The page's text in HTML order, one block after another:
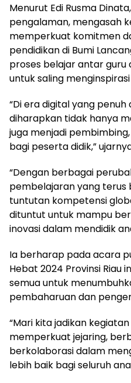
Menurut Edi Rusma
pengalaman, mengasah
memperkuat komitmen
pendidikan di Bumi
proses belajar antar
untuk saling
“Di era digital yang
diharapkan tidak hanya
juga menjadi
bagi peserta didik,”
“Dengan berbagai
pembelajaran yang terus
tuntutan kompetensi
dituntut untuk mampu
inovasi dalam mendidik
Ia berharap pada acara
Hebat 2024 Provinsi Riau
semua untuk
pembaharuan dan
“Mari kita jadikan
memperkuat jejaring,
berkolaborasi dalam
lebih baik bagi seluruh